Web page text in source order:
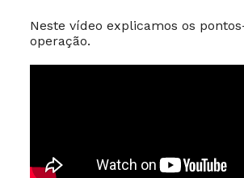
Neste vídeo explicamos os
operação.